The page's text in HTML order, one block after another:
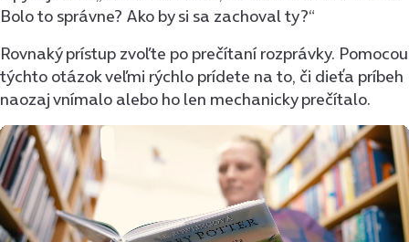
Bolo to správne? Ako by si sa zachoval ty?“
Rovnaký prístup zvoľte po prečítaní rozprávky. Pomocou
týchto otázok veľmi rýchlo prídete na to, či dieťa príbeh
naozaj vnímalo alebo ho len mechanicky prečítalo.